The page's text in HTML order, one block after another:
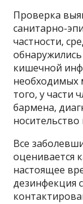
Проверка
санитарно-
частности,
кишечной
необходимых
того, у части
бармена,
носительство
Все
оценивается
настоящее
дезинфекция